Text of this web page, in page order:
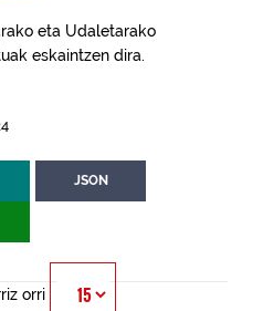
eta Udaletarako
eskaintzen dira.
JSON
orri